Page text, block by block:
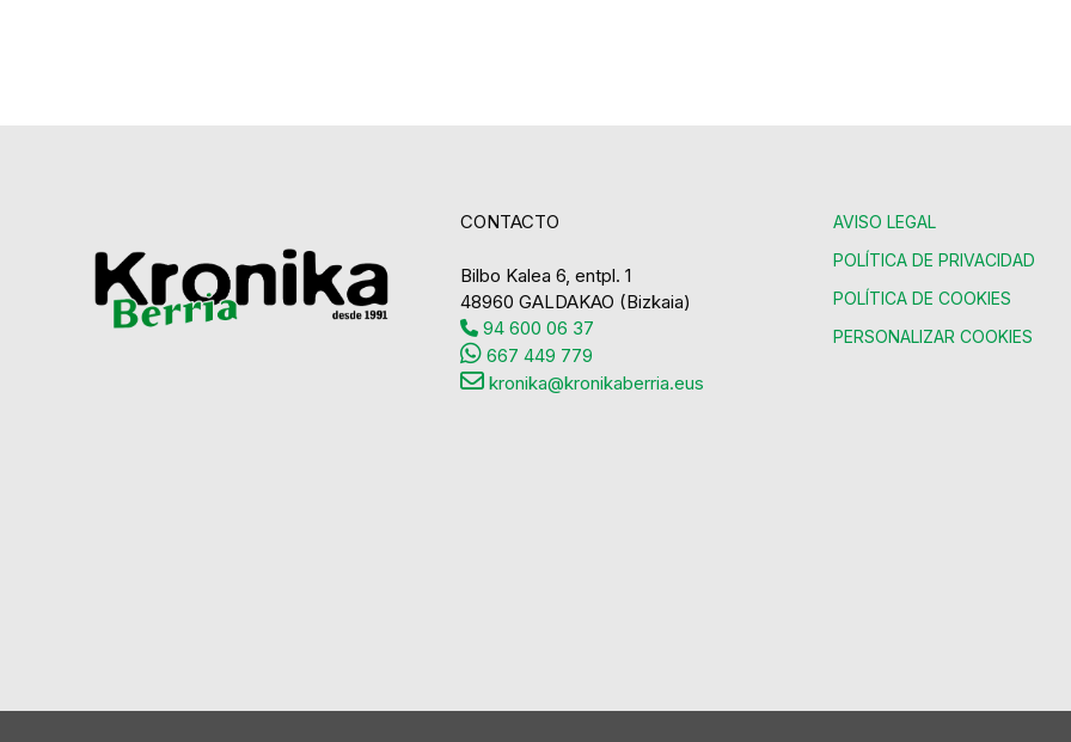
CONTACTO
Bilbo Kalea 6, entpl. 1
48960 GALDAKAO (Bizkaia)
94 600 06 37
667 449 779
kronika@kronikaberria.eus
AVISO LEGAL
POLÍTICA DE PRIVACIDAD
POLÍTICA DE COOKIES
PERSONALIZAR COOKIES